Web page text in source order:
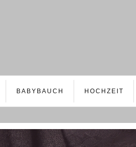
BABYBAUCH HOCHZEIT